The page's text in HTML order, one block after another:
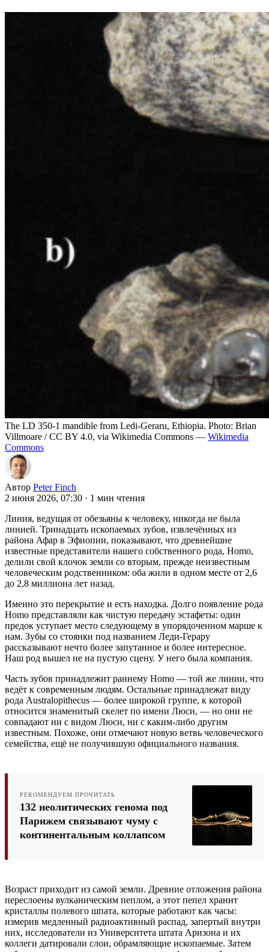
The LD 350-1 mandible from Ledi-Geraru, Ethiopia. Photo: Brian
Villmoare / CC BY 4.0, via Wikimedia Commons — Wikimedia
Commons
Автор Peter Finch
2 июня 2026, 07:30 · 1 мин чтения
Линия, ведущая от обезьяны к человеку, никогда не была
линией. Тринадцать ископаемых зубов, извлечённых из
района Афар в Эфиопии, показывают, что древнейшие
известные представители нашего собственного рода, Homo,
делили свой клочок земли со вторым, прежде неизвестным
человеческим родственником: оба жили в одном месте от 2,6
до 2,8 миллиона лет назад.
Именно это перекрытие и есть находка. Долго появление рода
Homo представляли как чистую передачу эстафеты: один
предок уступает место следующему в упорядоченном марше к
нам. Зубы со стоянки под названием Леди-Герару
рассказывают нечто более запутанное и более интересное.
Наш род вышел не на пустую сцену. У него была компания.
Часть зубов принадлежит раннему Homo — той же линии, что
ведёт к современным людям. Остальные принадлежат виду
рода Australopithecus — более широкой группе, к которой
относится знаменитый скелет по имени Люси, — но они не
совпадают ни с видом Люси, ни с каким-либо другим
известным. Похоже, они отмечают новую ветвь человеческого
семейства, ещё не получившую официального названия.
РЕКОМЕНДУЕМ ПРОЧИТАТЬ
132 неолитических генома под
Парижем связывают чуму с
континентальным коллапсом
Возраст приходит из самой земли. Древние отложения района
переслоены вулканическим пеплом, а этот пепел хранит
кристаллы полевого шпата, которые работают как часы:
измерив медленный радиоактивный распад, запертый внутри
них, исследователи из Университета штата Аризона и их
коллеги датировали слои, обрамляющие ископаемые. Затем